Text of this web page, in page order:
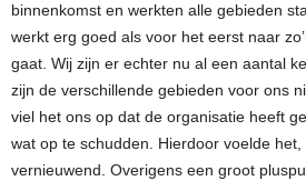
binnenkomst en werkten alle gebieden
werkt erg goed als voor het eerst naar
gaat. Wij zijn er echter nu al een aantal
zijn de verschillende gebieden voor ons
viel het ons op dat de organisatie heeft
wat op te schudden. Hierdoor voelde
vernieuwend. Overigens een groot